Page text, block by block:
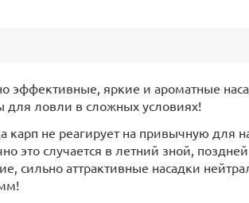
эффективные, яркие и ароматные
для ловли в сложных условиях!
не реагирует на привычную для
это случается в летний зной,
сильно аттрактивные насадки